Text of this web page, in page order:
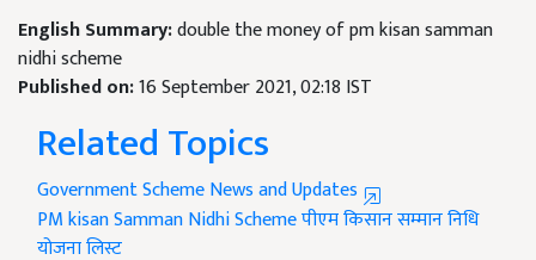
English Summary:double the money of pm kisan samman
nidhi scheme
Published on:16 September 2021, 02:18 IST
Related Topics
Government Scheme News and Updates
PM kisan Samman Nidhi Schemeपीएम किसान सम्मान निधि
योजना लिस्ट